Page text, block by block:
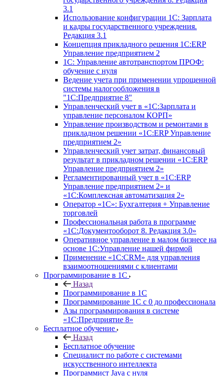
3.1
Использование конфигурации ‎1С: Зарплата
и кадры государственного учреждения.
Редакция 3.1
Концепция прикладного решения 1С:ERP
Управление предприятием 2
1С: Управление автотранспортом ПРОФ:
обучение с нуля
Ведение учета при применении упрощенной
системы налогообложения в
"1С:Предприятие 8"
Управленческий учет в «1C:Зарплата и
управление персоналом КОРП»
Управление производством и ремонтами в
прикладном решении «1С:ERP Управление
предприятием 2»
Управленческий учет затрат, финансовый
результат в прикладном решении «1С:ERP
Управление предприятием 2»
Регламентированный учет в «1С:ERP
Управление предприятием 2» и
«1С:Комплексная автоматизация 2»
Оператор «1С»: Бухгалтерия + Управление
торговлей
Профессиональная работа в программе
«1С:Документооборот 8. Редакция 3.0»
Оперативное управление в малом бизнесе на
основе 1С:Управление нашей фирмой
Применение «1С:CRM» для управления
взаимоотношениями с клиентами
Программирование в 1С
Назад
Программирование в 1С
Программирование 1С с 0 до профессионала
Азы программирования в системе
«1С:Предприятие 8»
Бесплатное обучение
Назад
Бесплатное обучение
Специалист по работе с системами
искусственного интеллекта
Программист Java с нуля